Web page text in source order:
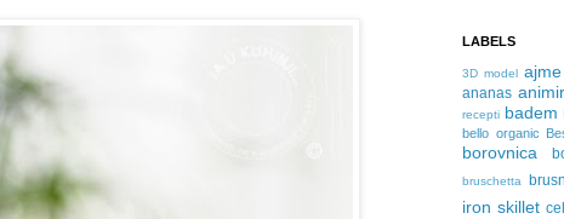
LABELS
3D model
ananas
recepti badem
bello organic
borovnica
bruschetta
iron skillet